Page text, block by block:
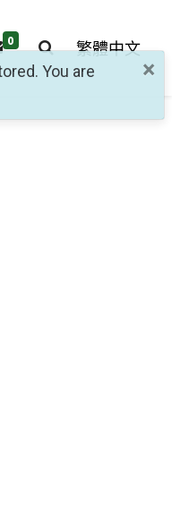
0 繁體中文
×
You are